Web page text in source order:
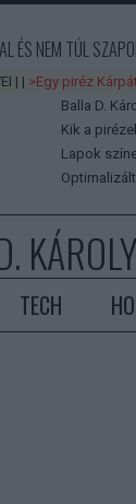
ÉS NEM TÚL
| | >Egy piréz
Balla D.
Kik a
Lapok
TECH